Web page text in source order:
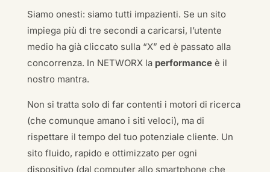
Siamo onesti: siamo tutti impazienti. Se un sito
impiega più di tre secondi a caricarsi, l’utente
medio ha già cliccato sulla “X” ed è passato alla
concorrenza. In NETWORX la performanceè il
nostro mantra.
Non si tratta solo di far contenti i motori di ricerca
(che comunque amano i siti veloci), ma di
rispettare il tempo del tuo potenziale cliente. Un
sito fluido, rapido e ottimizzato per ogni
dispositivo (dal computer allo smartphone che